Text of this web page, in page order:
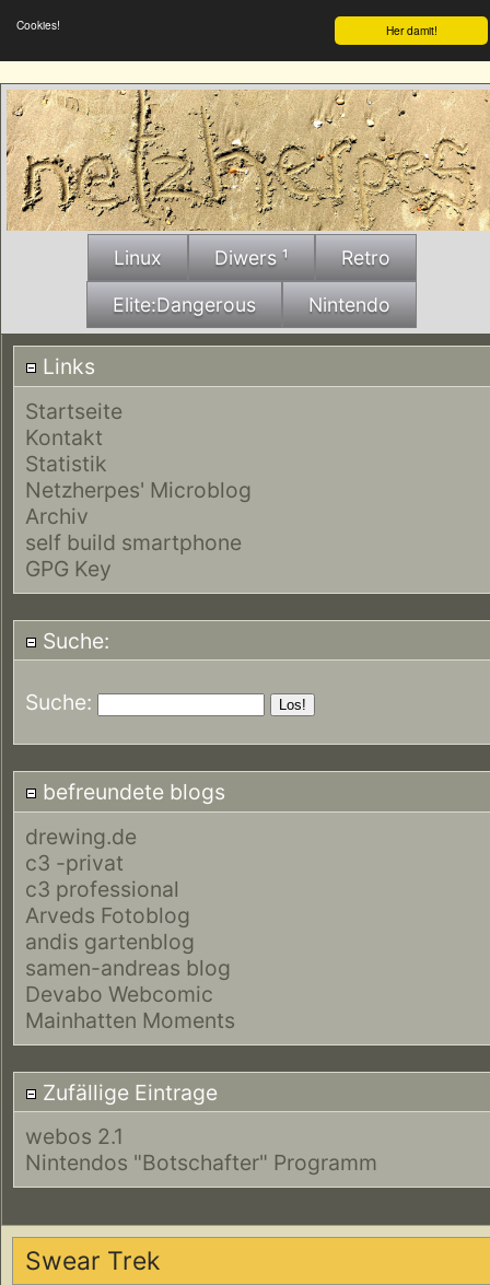
Her damit!
Cookies!
Linux Diwers ¹ Retro
Elite:Dangerous Nintendo
Links
Startseite
Kontakt
Statistik
Netzherpes' Microblog
Archiv
self build smartphone
GPG Key
Suche:
Suche:
befreundete blogs
drewing.de
c3 -privat
c3 professional
Arveds Fotoblog
andis gartenblog
samen-andreas blog
Devabo Webcomic
Mainhatten Moments
Zufällige Eintrage
webos 2.1
Nintendos "Botschafter" Programm
Swear Trek